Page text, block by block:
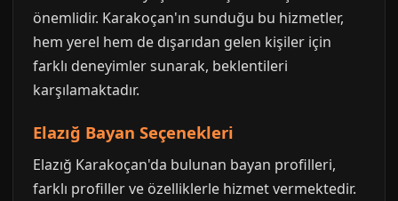
önemlidir. Karakoçan'ın sunduğu bu hizmetler,
hem yerel hem de dışarıdan gelen kişiler için
farklı deneyimler sunarak, beklentileri
karşılamaktadır.
Elazığ Bayan Seçenekleri
Elazığ Karakoçan'da bulunan bayan profilleri,
farklı profiller ve özelliklerle hizmet vermektedir.